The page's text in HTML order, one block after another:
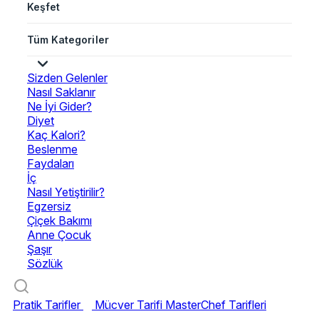
Keşfet
Tüm Kategoriler
Sizden Gelenler
Nasıl Saklanır
Ne İyi Gider?
Diyet
Kaç Kalori?
Beslenme
Faydaları
İç
Nasıl Yetiştirilir?
Egzersiz
Çiçek Bakımı
Anne Çocuk
Şaşır
Sözlük
Pratik Tarifler Mücver Tarifi MasterChef Tarifleri